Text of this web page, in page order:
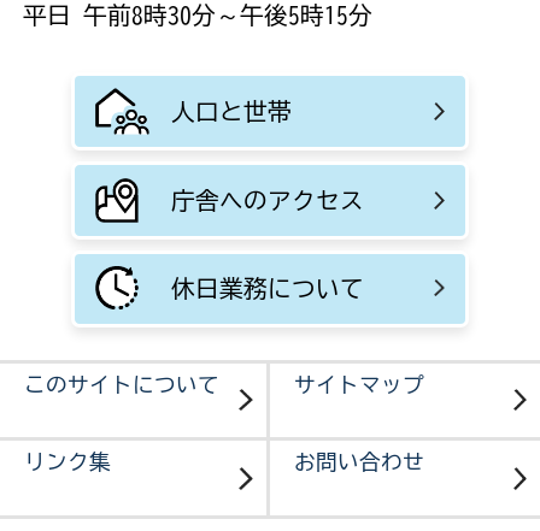
平日 午前8時30分～午後5時15分
人口と世帯
庁舎へのアクセス
休日業務について
このサイトについて サイトマップ
リンク集 お問い合わせ